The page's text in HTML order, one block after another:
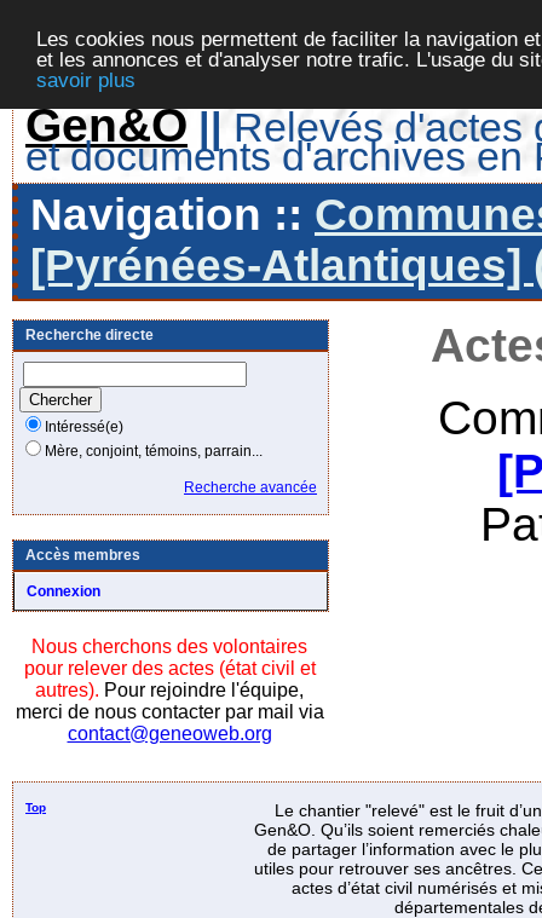
Les cookies nous permettent de faciliter la navigation
et les annonces et d'analyser notre trafic. L'usage du
savoir plus
Gen&O || Relevés d'actes
et documents d'archives en
Navigation ::
[Pyrénées-Atlantiques]
Recherche directe
Intéressé(e)
Mère, conjoint, témoins, parrain...
Recherche avancée
Accès membres
Connexion
Nous cherchons des volontaires
pour relever des actes (état civil et
autres). Pour rejoindre l'équipe,
merci de nous contacter par mail via
contact@geneoweb.org
Top
Le chantier "relevé" est le fruit
Gen&O. Qu’ils soient remerciés
de partager l’information avec le
utiles pour retrouver ses ancêtres.
actes d’état civil numérisés et
départementales